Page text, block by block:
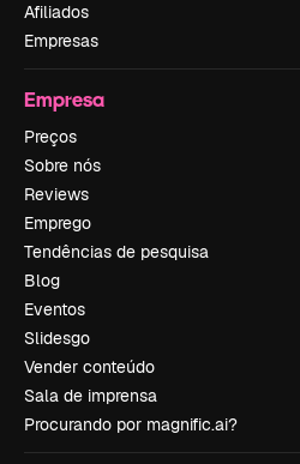
Afiliados
Empresas
Empresa
Preços
Sobre nós
Reviews
Emprego
Tendências de pesquisa
Blog
Eventos
Slidesgo
Vender conteúdo
Sala de imprensa
Procurando por magnific.ai?